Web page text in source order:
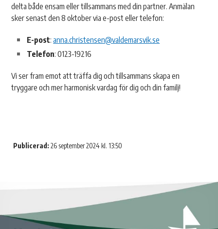
delta både ensam eller tillsammans med din partner. Anmälan
sker senast den 8 oktober via e-post eller telefon:
E-post:anna.christensen@valdemarsvik.se
Telefon: 0123-19216
Vi ser fram emot att träffa dig och tillsammans skapa en
tryggare och mer harmonisk vardag för dig och din familj!
Publicerad: 26 september 2024 kl. 13:50